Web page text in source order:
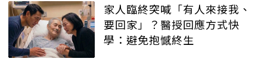
家人臨終突喊「有人來接我、
要回家」？醫授回應方式快
學：避免抱憾終生